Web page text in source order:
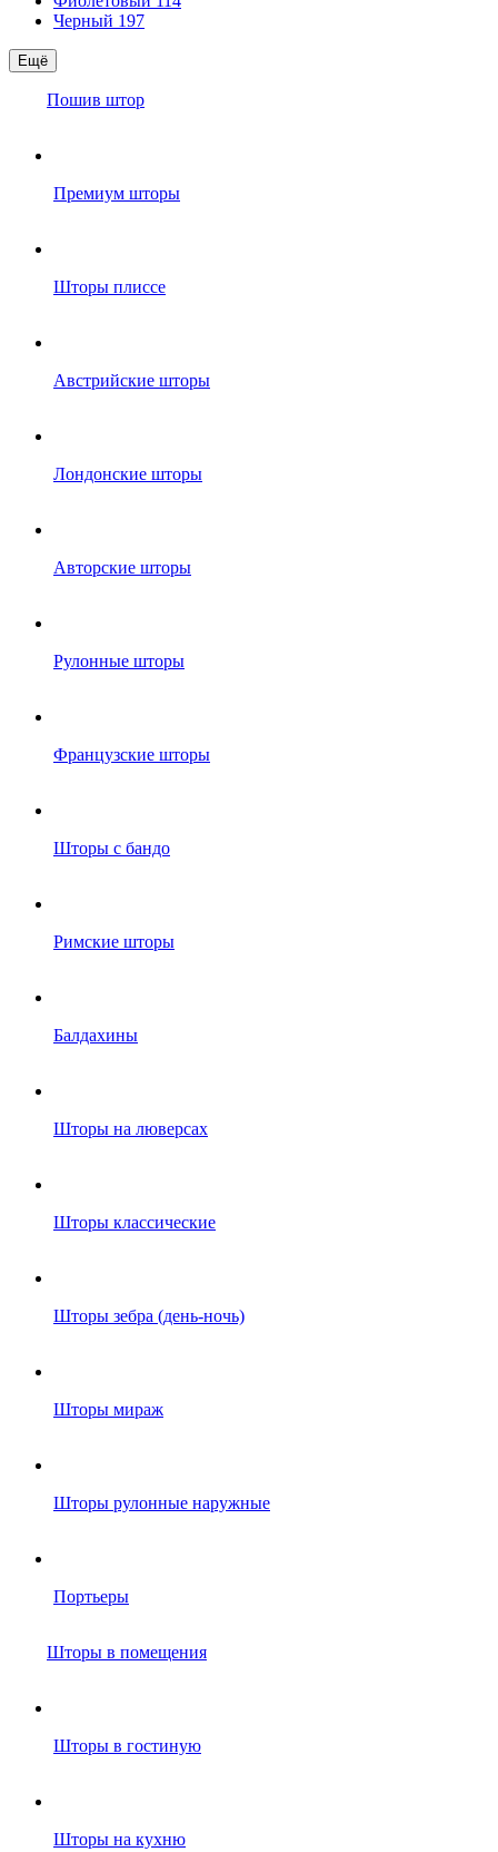
Черный 197
Ещё
Пошив штор
Премиум шторы
Шторы плиссе
Австрийские шторы
Лондонские шторы
Авторские шторы
Рулонные шторы
Французские шторы
Шторы с бандо
Римские шторы
Балдахины
Шторы на люверсах
Шторы классические
Шторы зебра (день-ночь)
Шторы мираж
Шторы рулонные наружные
Портьеры
Шторы в помещения
Шторы в гостиную
Шторы на кухню